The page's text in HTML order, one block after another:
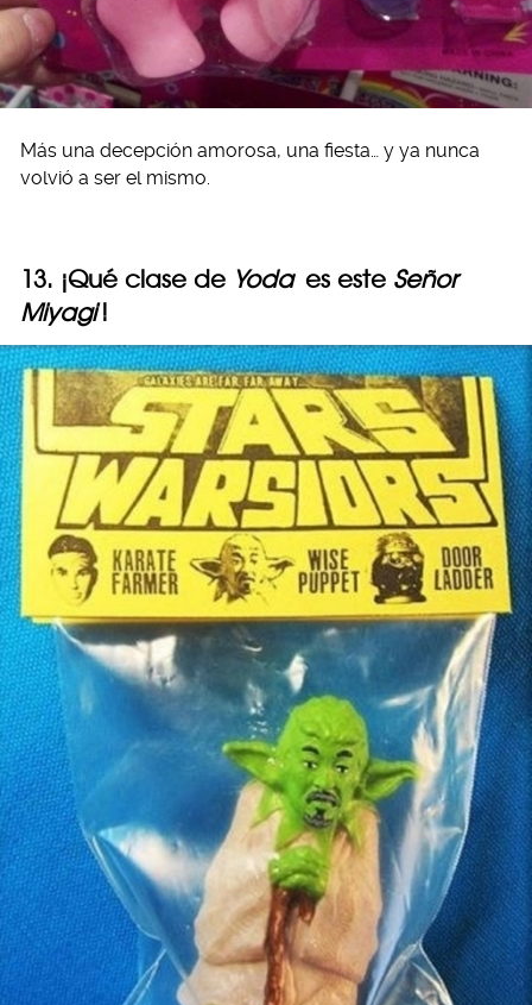
Más una decepción amorosa, una fiesta… y ya nunca
volvió a ser el mismo.
13. ¡Qué clase de Yoda es este Señor
Miyagi!